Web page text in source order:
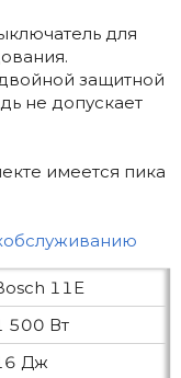
для
защитной
не допускает
имеется пика
11E
500 Вт
Дж